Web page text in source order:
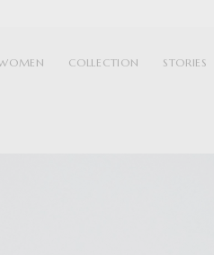
COLLECTION STORIES